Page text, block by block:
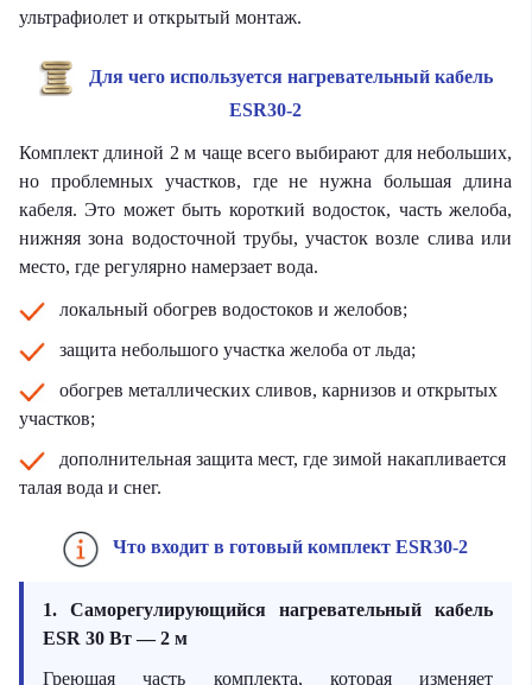
ультрафиолет и открытый монтаж.
Для чего используется нагревательный кабель
ESR30-2
Комплект длиной 2 м чаще всего выбирают для небольших,
но проблемных участков, где не нужна большая длина
кабеля. Это может быть короткий водосток, часть желоба,
нижняя зона водосточной трубы, участок возле слива или
место, где регулярно намерзает вода.
локальный обогрев водостоков и желобов;
защита небольшого участка желоба от льда;
обогрев металлических сливов, карнизов и открытых
участков;
дополнительная защита мест, где зимой накапливается
талая вода и снег.
Что входит в готовый комплект ESR30-2
1. Саморегулирующийся нагревательный кабель
ESR 30 Вт — 2 м
Греющая часть комплекта, которая изменяет